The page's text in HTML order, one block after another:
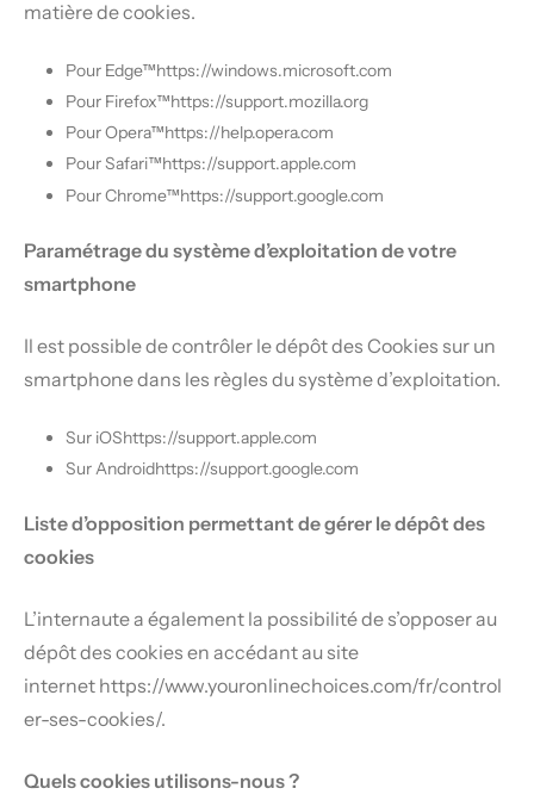
matière de cookies.
Pour Edge™https://windows.microsoft.com
Pour Firefox™https://support.mozilla.org
Pour Opera™https://help.opera.com
Pour Safari™https://support.apple.com
Pour Chrome™https://support.google.com
Paramétrage du système d’exploitation de votre
smartphone
Il est possible de contrôler le dépôt des Cookies sur un
smartphone dans les règles du système d’exploitation.
Sur iOShttps://support.apple.com
Sur Androidhttps://support.google.com
Liste d’opposition permettant de gérer le dépôt des
cookies
L’internaute a également la possibilité de s’opposer au
dépôt des cookies en accédant au site
internet https://www.youronlinechoices.com/fr/control
er-ses-cookies/.
Quels cookies utilisons-nous ?